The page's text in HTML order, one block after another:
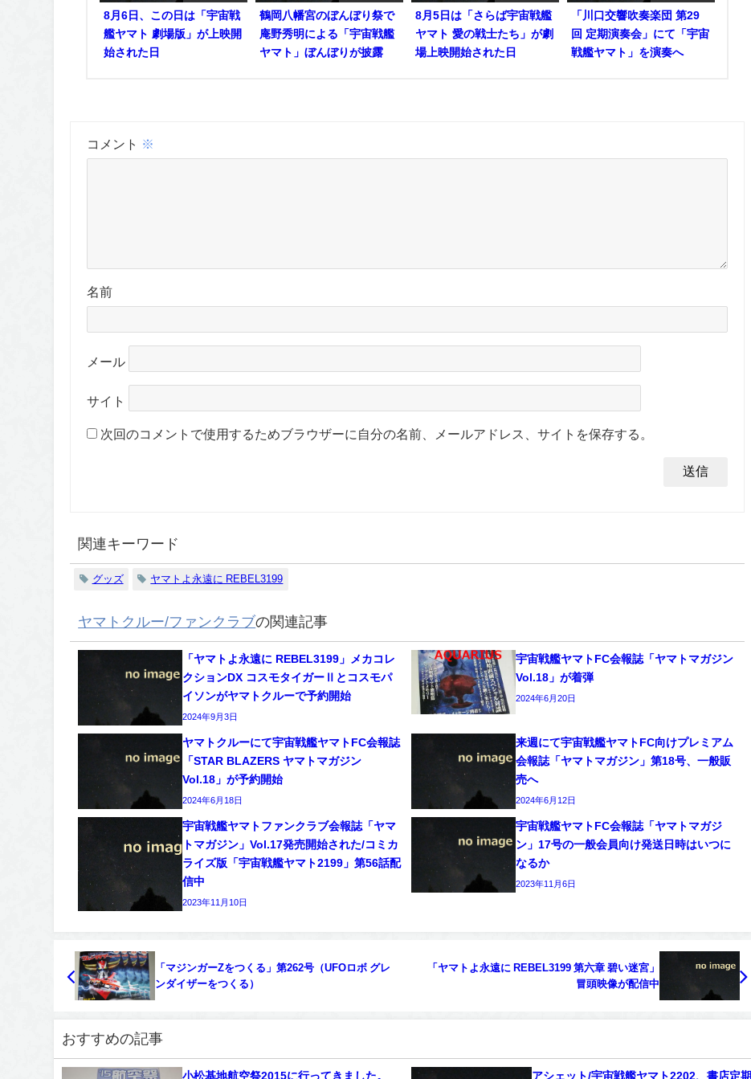
8月6日、この日は「宇宙戦
艦ヤマト 劇場版」が上映開
始された日
鶴岡八幡宮のぼんぼり祭で
庵野秀明による「宇宙戦艦
ヤマト」ぼんぼりが披露
8月5日は「さらば宇宙戦艦
ヤマト 愛の戦士たち」が劇
場上映開始された日
「川口交響吹奏楽団 第29
回 定期演奏会」にて「宇宙
戦艦ヤマト」を演奏へ
コメント ※
名前
メール
サイト
次回のコメントで使用するためブラウザーに自分の名前、メールアドレス、サイトを保存する。
関連キーワード
グッズ ヤマトよ永遠に REBEL3199
ヤマトクルー/ファンクラブの関連記事
「ヤマトよ永遠に REBEL3199」メカコレ
クションDX コスモタイガーⅡとコスモパ
イソンがヤマトクルーで予約開始
2024年9月3日
宇宙戦艦ヤマトFC会報誌「ヤマトマガジン
Vol.18」が着弾
2024年6月20日
ヤマトクルーにて宇宙戦艦ヤマトFC会報誌
「STAR BLAZERS ヤマトマガジン
Vol.18」が予約開始
2024年6月18日
来週にて宇宙戦艦ヤマトFC向けプレミアム
会報誌「ヤマトマガジン」第18号、一般販
売へ
2024年6月12日
宇宙戦艦ヤマトファンクラブ会報誌「ヤマ
トマガジン」Vol.17発売開始された/コミカ
ライズ版「宇宙戦艦ヤマト2199」第56話配
信中
2023年11月10日
宇宙戦艦ヤマトFC会報誌「ヤマトマガジ
ン」17号の一般会員向け発送日時はいつに
なるか
2023年11月6日
「マジンガーZをつくる」第262号（UFOロボ グレ
ンダイザーをつくる）
「ヤマトよ永遠に REBEL3199 第六章 碧い迷宮」
冒頭映像が配信中
おすすめの記事
小松基地航空祭2015に行ってきました。 アシェット/宇宙戦艦ヤマト2202、書店定期